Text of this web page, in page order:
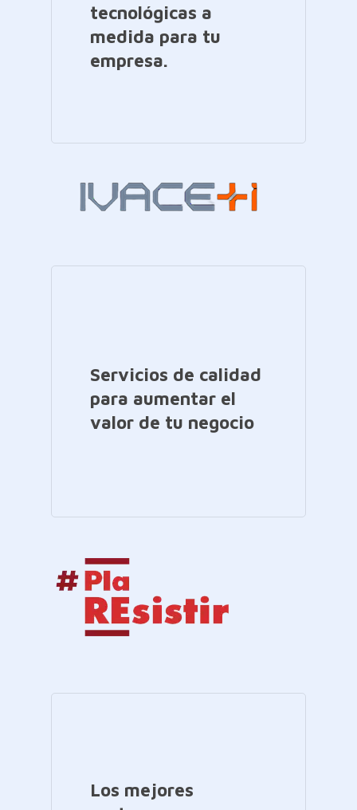
tecnológicas a
medida para tu
empresa.
Servicios de calidad
para aumentar el
valor de tu negocio
Los mejores